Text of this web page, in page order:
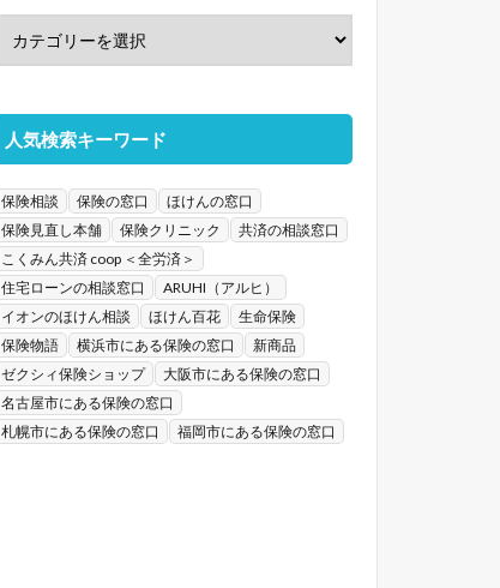
人気検索キーワード
保険相談 保険の窓口
ほけんの窓口
保険見直し本舗
保険クリニック
共済の相談窓口
こくみん共済 coop ＜全労済＞
住宅ローンの相談窓口
ARUHI（アルヒ）
イオンのほけん相談
ほけん百花
生命保険
保険物語
横浜市にある保険の窓口
新商品
ゼクシィ保険ショップ
大阪市にある保険の窓口
名古屋市にある保険の窓口
札幌市にある保険の窓口
福岡市にある保険の窓口